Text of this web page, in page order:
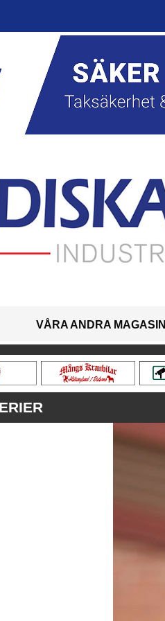
VÅRA ANDRA MAGASIN